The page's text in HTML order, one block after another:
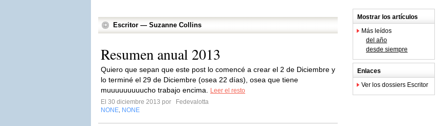
Escritor — Suzanne Collins
Resumen anual 2013
Quiero que sepan que este post lo comencé a crear el 2 de Diciembre y
lo terminé el 29 de Diciembre (osea 22 días), osea que tiene
muuuuuuuuucho trabajo encima.
Leer el resto
El 30 diciembre 2013 por
Fedevalotta
NONE NONE
Mostrar los artículos
Más leídos
del año
desde siempre
Enlaces
Ver los dossiers Escritor